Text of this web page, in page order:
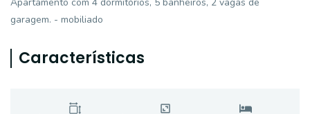
garagem. - mobiliado
Características